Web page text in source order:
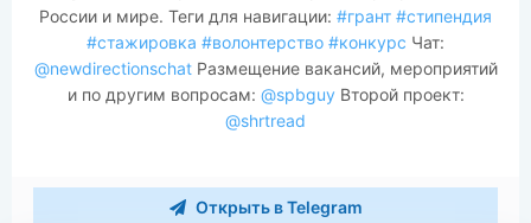
России и мире. Теги для навигации: #грант #стипендия
#стажировка #волонтерство #конкурс Чат:
@newdirectionschatРазмещение вакансий, мероприятий
и по другим вопросам: @spbguy Второй проект:
@shrtread
Открыть в Telegram